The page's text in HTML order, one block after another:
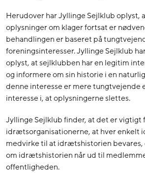
Herudover har Jyllinge Sejlklub oplyst,
oplysninger om klager fortsat er
behandlingen er baseret på
foreningsinteresser. Jyllinge Sejlklub
oplyst, at sejlklubben har en legitim
og informere om sin historie i en
denne interesse er mere tungtvejende
interesse i, at oplysningerne slettes.
Jyllinge Sejlklub finder, at det er vigtigt
idrætsorganisationerne, at hver enkelt
medvirke til at idrætshistorien bevares,
om idrætshistorien når ud til
offentligheden.